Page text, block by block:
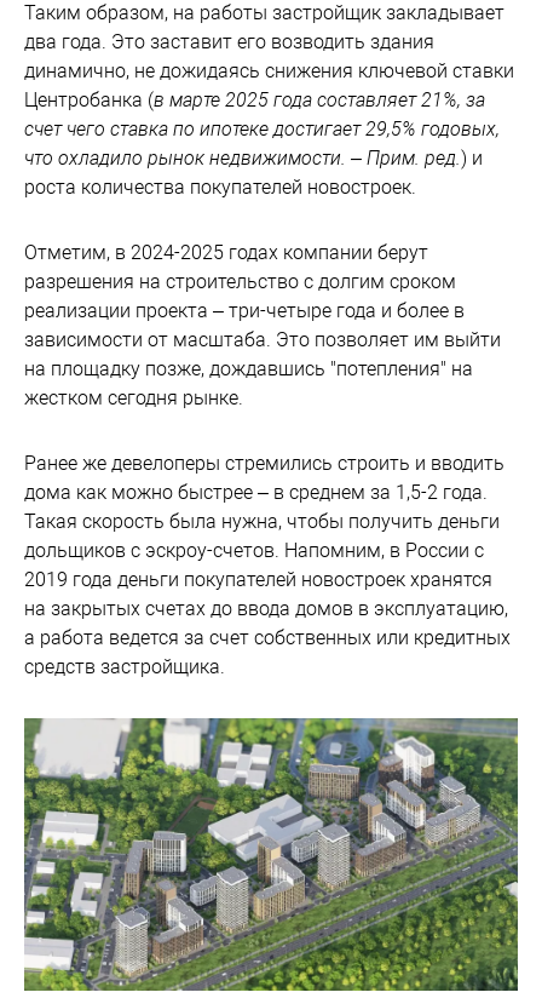
Таким образом, на работы застройщик закладывает
два года. Это заставит его возводить здания
динамично, не дожидаясь снижения ключевой ставки
Центробанка (в марте 2025 года составляет 21%, за
счет чего ставка по ипотеке достигает 29,5% годовых,
что охладило рынок недвижимости. – Прим. ред.) и
роста количества покупателей новостроек.
Отметим, в 2024-2025 годах компании берут
разрешения на строительство с долгим сроком
реализации проекта – три-четыре года и более в
зависимости от масштаба. Это позволяет им выйти
на площадку позже, дождавшись "потепления" на
жестком сегодня рынке.
Ранее же девелоперы стремились строить и вводить
дома как можно быстрее – в среднем за 1,5-2 года.
Такая скорость была нужна, чтобы получить деньги
дольщиков с эскроу-счетов. Напомним, в России с
2019 года деньги покупателей новостроек хранятся
на закрытых счетах до ввода домов в эксплуатацию,
а работа ведется за счет собственных или кредитных
средств застройщика.